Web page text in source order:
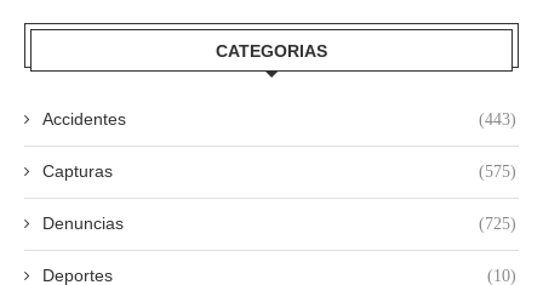
CATEGORIAS
Accidentes (443)
Capturas (575)
Denuncias (725)
Deportes (10)